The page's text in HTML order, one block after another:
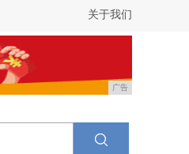
关于我们
广告